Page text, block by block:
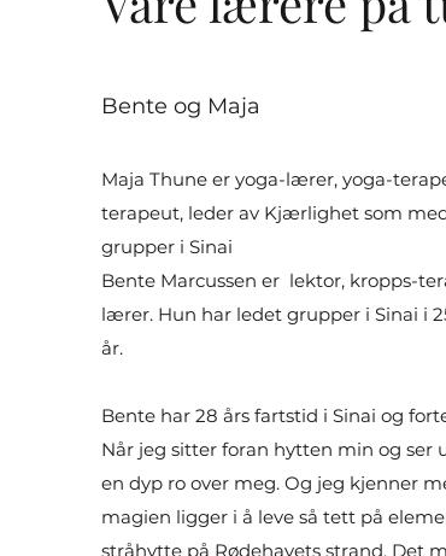
Bente og Maja
Maja Thune er yoga-lærer, yoga-
terapeut, leder av Kjærlighet som
grupper i Sinai
Bente Marcussen er lektor, kropps-
lærer. Hun har ledet grupper i Sinai i
år.
Bente har 28 års fartstid i Sinai og
Når jeg sitter foran hytten min og ser
en dyp ro over meg. Og jeg kjenner
magien ligger i å leve så tett på
stråhytte på Rødehavets strand. Det